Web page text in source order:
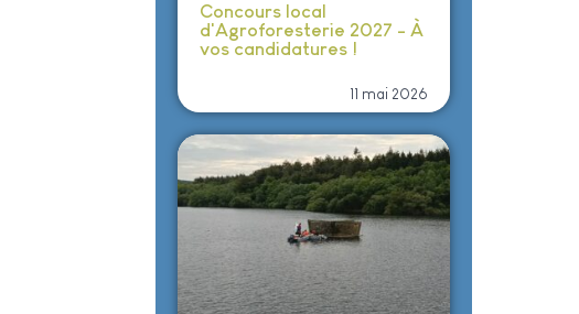
Concours local
d'Agroforesterie 2027 - À
vos candidatures !
11 mai 2026